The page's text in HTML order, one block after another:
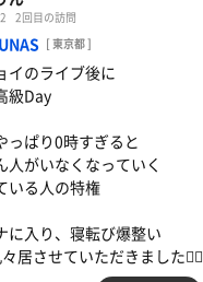
2回目の訪問
[ 東京都 ]
イのライブ後に
級Day
っぱり0時すぎると
人がいなくなっていく
いる人の特権
に入り、寝転び爆整い
居させていただきました🧖‍♀️